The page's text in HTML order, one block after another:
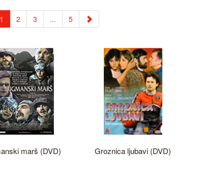
2 3 ... 5
marš (DVD) Groznica ljubavi (DVD)